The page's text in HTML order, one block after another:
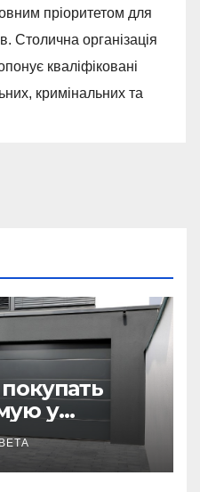
пріоритетом для
Столична організація
кваліфіковані
кримінальних та
у